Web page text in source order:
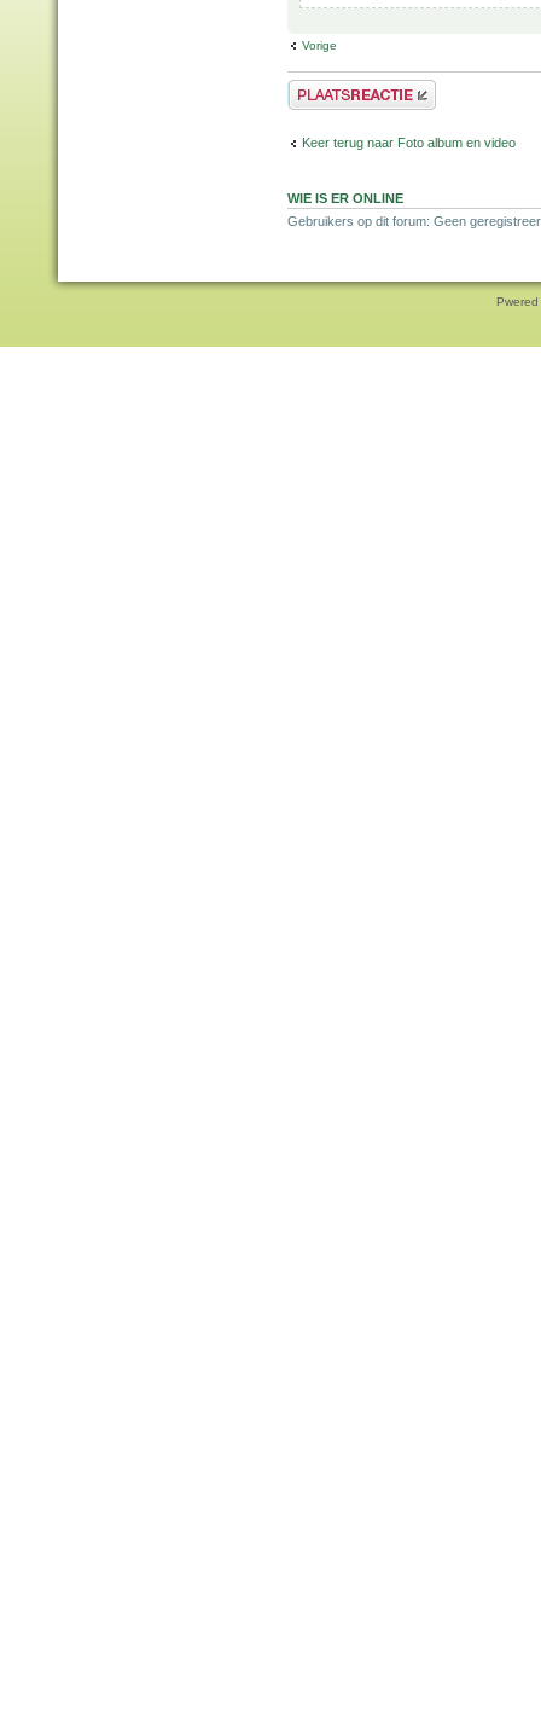
Vorige
Plaats een reactie
Keer terug naar Foto album en video
WIE IS ER ONLINE
Gebruikers op dit forum: Geen